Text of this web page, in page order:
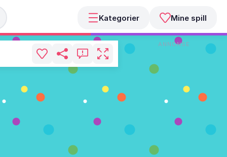
Kategorier Mine spill
ANNONSE